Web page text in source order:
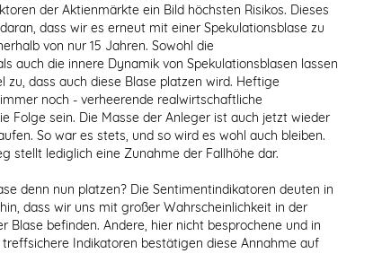
der Aktienmärkte ein Bild höchsten Risikos. Dieses
dass wir es erneut mit einer Spekulationsblase zu
von nur 15 Jahren. Sowohl die
auch die innere Dynamik von Spekulationsblasen lassen
zu, dass auch diese Blase platzen wird. Heftige
noch - verheerende realwirtschaftliche
Folge sein. Die Masse der Anleger ist auch jetzt wieder
So war es stets, und so wird es wohl auch bleiben.
stellt lediglich eine Zunahme der Fallhöhe dar.
denn nun platzen? Die Sentimentindikatoren deuten in
dass wir uns mit großer Wahrscheinlichkeit in der
Blase befinden. Andere, hier nicht besprochene und in
Indikatoren bestätigen diese Annahme auf